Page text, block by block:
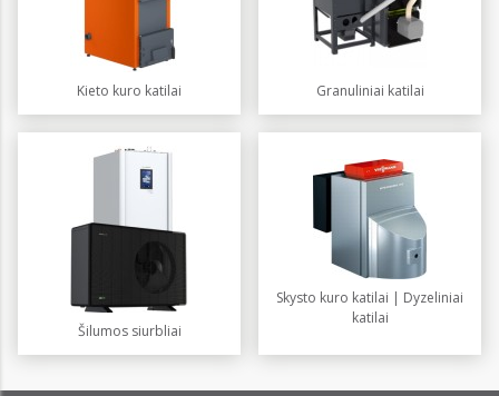
Kieto kuro katilai Granuliniai katilai
Šilumos siurbliai
Skysto kuro katilai | Dyzeliniai
katilai